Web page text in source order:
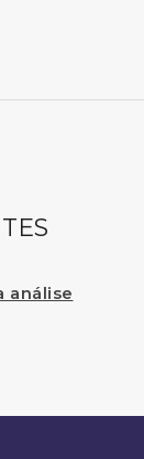
análise